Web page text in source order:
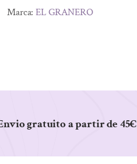
Marca:EL GRANERO
gratuito a partir de 45€